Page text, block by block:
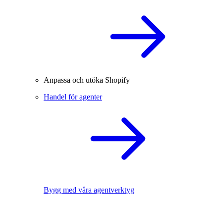
Anpassa och utöka Shopify
Handel för agenter
Bygg med våra agentverktyg